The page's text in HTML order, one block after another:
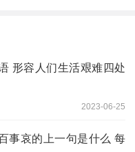
形容人们生活艰难四处
2023-06-25
事哀的上一句是什么 每